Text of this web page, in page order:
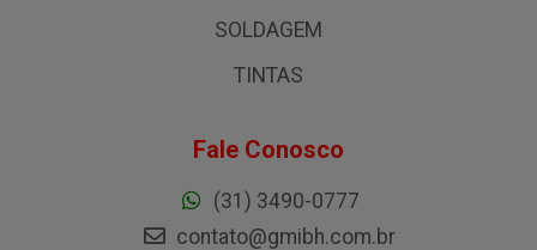
SOLDAGEM
TINTAS
Fale Conosco
(31) 3490-0777
contato@gmibh.com.br